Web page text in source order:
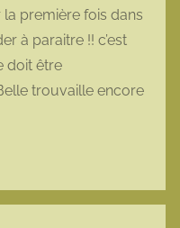
la première fois dans
à paraitre !! c’est
doit être
trouvaille encore